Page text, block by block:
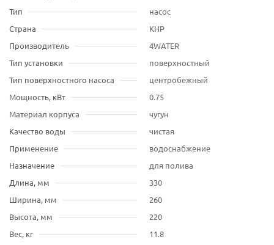
Тип
насос
Страна
КНР
Производитель
4WATER
Тип установки
поверхностный
Тип поверхностного насоса
центробежный
Мощность, кВт
0.75
Материал корпуса
чугун
Качество воды
чистая
Применение
водоснабжение
Назначение
для полива
Длина, мм
330
Ширина, мм
260
Высота, мм
220
Вес, кг
11.8